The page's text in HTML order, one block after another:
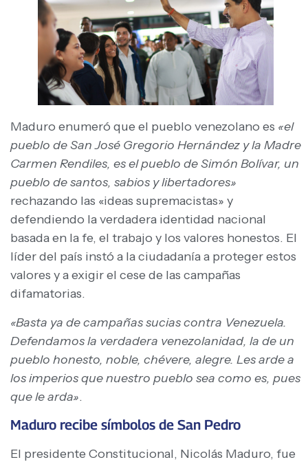
Maduro enumeró que el pueblo venezolano es «el
pueblo de San José Gregorio Hernández y la Madre
Carmen Rendiles, es el pueblo de Simón Bolívar, un
pueblo de santos, sabios y libertadores»
rechazando las «ideas supremacistas» y
defendiendo la verdadera identidad nacional
basada en la fe, el trabajo y los valores honestos. El
líder del país instó a la ciudadanía a proteger estos
valores y a exigir el cese de las campañas
difamatorias.
«Basta ya de campañas sucias contra Venezuela.
Defendamos la verdadera venezolanidad, la de un
pueblo honesto, noble, chévere, alegre. Les arde a
los imperios que nuestro pueblo sea como es, pues
que le arda».
Maduro recibe símbolos de San Pedro
El presidente Constitucional, Nicolás Maduro, fue